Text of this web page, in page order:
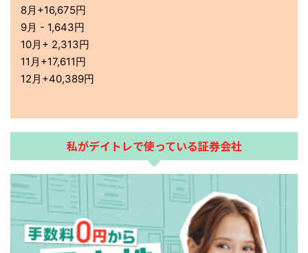
8月+16,675円
9月 - 1,643円
10月+ 2,313円
11月+17,611円
12月+40,389円
私がデイトレで使っている証券会社